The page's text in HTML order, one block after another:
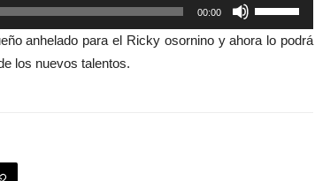
para
aumentar
00:00
las
teclas
anhelado para el Ricky osornino y ahora lo podrá
los nuevos talentos.